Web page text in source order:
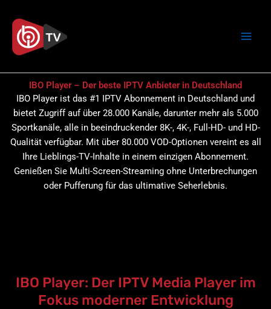
Inhalt
springen
IBO Player – Der beste IPTV Anbieter in Deutschland
IBO Player ist das #1 IPTV Abonnement in Deutschland und
bietet Zugriff auf über 28.000 Kanäle, darunter mehr als 5.000
Sportkanäle, alle in beeindruckender 8K-, 4K-, Full-HD- und HD-
Qualität verfügbar. Mit über 80.000 VOD-Optionen vereint es all
Ihre Lieblings-TV-Inhalte in einem einzigen Abonnement.
Genießen Sie Multi-Screen-Streaming ohne Unterbrechungen
oder Pufferung für das ultimative Seherlebnis.
IBO Player: Der IPTV Media Player im
Fokus moderner Entwicklung